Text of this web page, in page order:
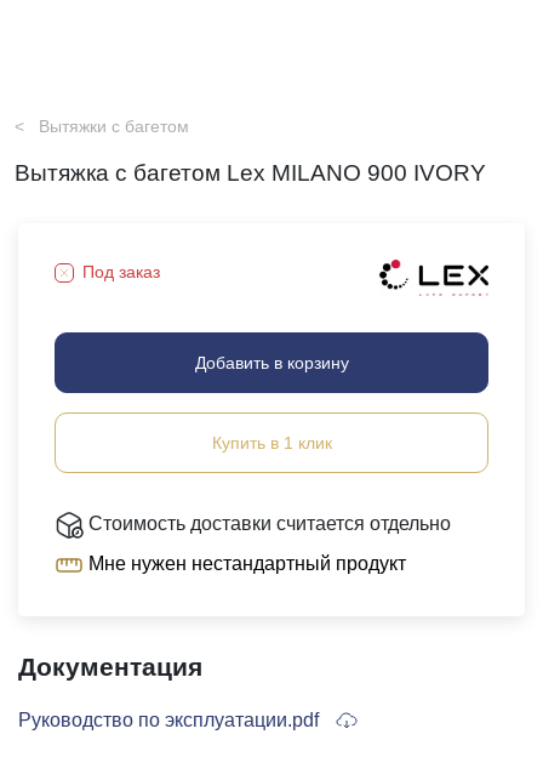
Вытяжки с багетом
Вытяжка с багетом Lex MILANO 900 IVORY
Документация
Руководство по эксплуатации.pdf
Под заказ
Добавить в корзину
Купить в 1 клик
Стоимость доставки считается отдельно
Мне нужен нестандартный продукт